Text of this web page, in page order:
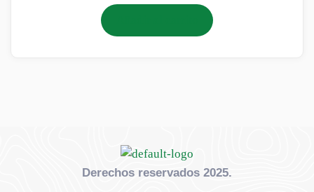
Derechos reservados 2025.